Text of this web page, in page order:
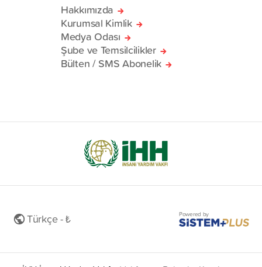
Hakkımızda
Kurumsal Kimlik
Medya Odası
Şube ve Temsilcilikler
Bülten / SMS Abonelik
Türkçe - ₺ Powered by